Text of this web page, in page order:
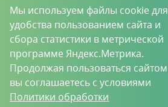
Мы используем файлы cookie для
удобства пользованием сайта и
сбора статистики в метрической
программе Яндекс.Метрика.
Продолжая пользоваться сайтом
вы соглашаетесь с условиями
Политики обработки